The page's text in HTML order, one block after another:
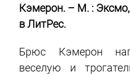
Кэмерон. – М. :
в ЛитРес.
Брюс Кэмерон
веселую и